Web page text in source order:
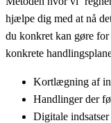
hjælpe dig med at nå
du konkret kan gøre
konkrete
Kortlægning af
Handlinger der
Digitale